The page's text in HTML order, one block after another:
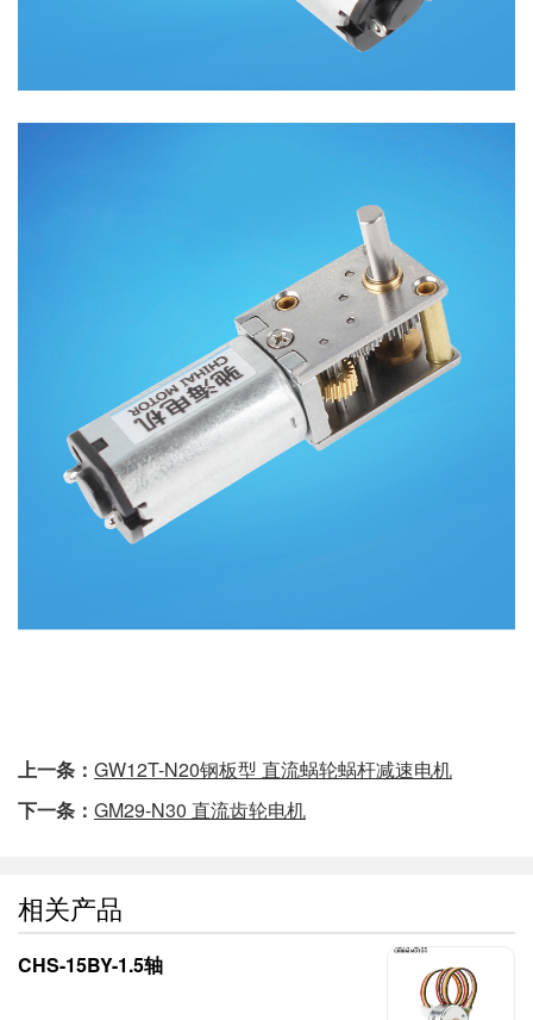
上一条： GW12T-N20钢板型 直流蜗轮蜗杆减速电机
下一条： GM29-N30 直流齿轮电机
相关产品
CHS-15BY-1.5轴